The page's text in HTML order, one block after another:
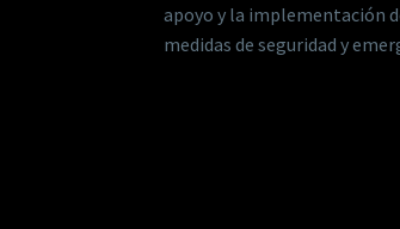
apoyo y la implementación
medidas de seguridad y